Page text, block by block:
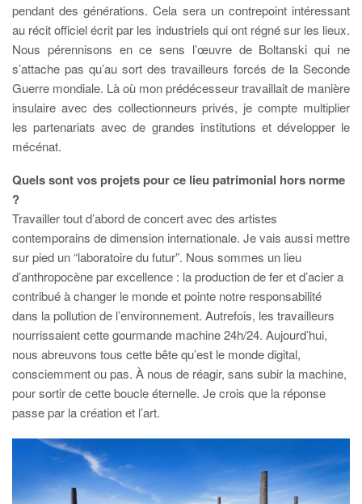
pendant des générations. Cela sera un contrepoint intéressant
au récit officiel écrit par les industriels qui ont régné sur les lieux.
Nous pérennisons en ce sens l’œuvre de Boltanski qui ne
s’attache pas qu’au sort des travailleurs forcés de la Seconde
Guerre mondiale. Là où mon prédécesseur travaillait de manière
insulaire avec des collectionneurs privés, je compte multiplier
les partenariats avec de grandes institutions et développer le
mécénat.
Quels sont vos projets pour ce lieu patrimonial hors norme
?
Travailler tout d’abord de concert avec des artistes
contemporains de dimension internationale. Je vais aussi mettre
sur pied un “laboratoire du futur”. Nous sommes un lieu
d’anthropocène par excellence : la production de fer et d’acier a
contribué à changer le monde et pointe notre responsabilité
dans la pollution de l’environnement. Autrefois, les travailleurs
nourrissaient cette gourmande machine 24h/24. Aujourd’hui,
nous abreuvons tous cette bête qu’est le monde digital,
consciemment ou pas. À nous de réagir, sans subir la machine,
pour sortir de cette boucle éternelle. Je crois que la réponse
passe par la création et l’art.